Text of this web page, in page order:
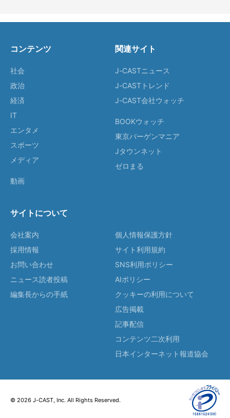
コンテンツ
社会
政治
経済
IT
エンタメ
スポーツ
メディア
動画
関連サイト
J-CASTニュース
J-CASTトレンド
J-CAST会社ウォッチ
BOOKウォッチ
東京バーゲンマニア
Jタウンネット
ゼロまる
サイトについて
会社案内
採用情報
お問い合わせ
ニュース読者投稿
編集長からの手紙
個人情報保護方針
サイト利用規約
SNS利用ポリシー
AIポリシー
クッキーの利用について
広告掲載
記事配信
コンテンツ二次利用
日本インターネット報道協会
© 2026 J-CAST, Inc. All Rights Reserved.